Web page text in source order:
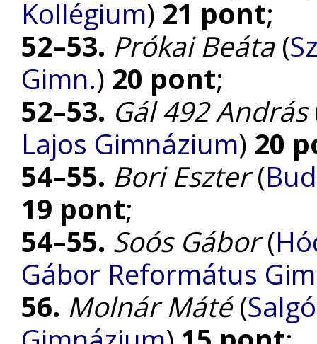
Kollégium) 21 pont;
52–53. Prókai Beáta(
Gimn.) 20 pont;
52–53. Gál 492 András
Lajos Gimnázium) 20
54–55. Bori Eszter(
19 pont;
54–55. Soós Gábor(
Gábor Református
56. Molnár Máté(